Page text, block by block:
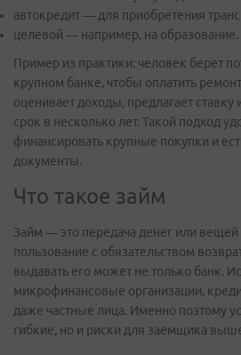
автокредит — для приобретения
целевой — например, на образование.
Пример из практики: человек берет
крупном банке, чтобы оплатить
оценивает доходы, предлагает ставку
срок в несколько лет. Такой подход
финансировать крупные покупки и
документы.
Что такое займ
Займ — это передача денег или
пользование с обязательством
выдавать его может не только банк.
микрофинансовые организации,
даже частные лица. Именно поэтому
гибкие, но и риски для заемщика